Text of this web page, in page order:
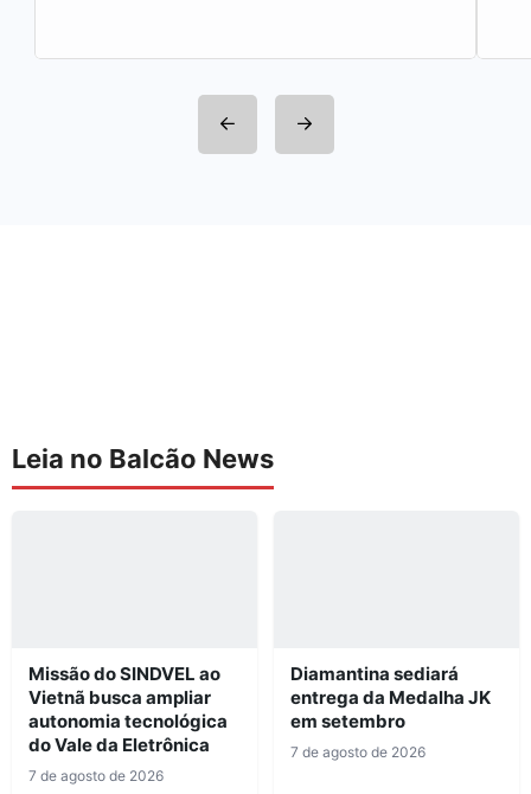
Leia no Balcão News
Missão do SINDVEL ao
Vietnã busca ampliar
autonomia tecnológica
do Vale da Eletrônica
7 de agosto de 2026
Diamantina sediará
entrega da Medalha JK
em setembro
7 de agosto de 2026